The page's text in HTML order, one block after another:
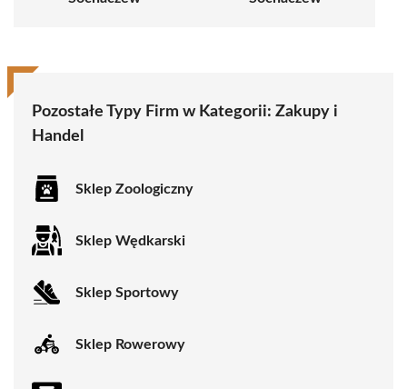
Pozostałe Typy Firm w Kategorii: Zakupy i
Handel
Sklep Zoologiczny
Sklep Wędkarski
Sklep Sportowy
Sklep Rowerowy